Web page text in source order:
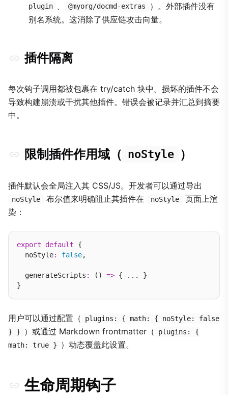
plugin
@myorg/docmd-extras
）。外部插件没有
别名系统。这消除了供应链攻击向量。
插件隔离
每次钩子调用都被包裹在 try/catch 块中。损坏的插件不会
导致构建崩溃或干扰其他插件。错误会被记录并汇总到摘要
中。
限制插件作用域（ noStyle ）
插件默认会全局注入其 CSS/JS。开发者可以通过导出
noStyle 布尔值来明确阻止其插件在 noStyle
页面上渲
染：
export default {
  noStyle
: false,
  generateScripts
: () => { ... }
用户可以通过配置（
plugins: { math: { noStyle: false
} }
）或通过 Markdown frontmatter（
plugins: {
math: true }
）动态覆盖此设置。
生命周期钩子